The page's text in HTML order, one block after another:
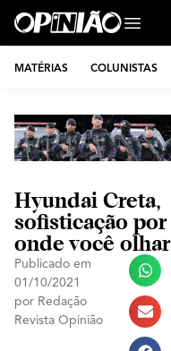
MATÉRIAS COLUNISTAS
Hyundai Creta,
sofisticação por
onde você olhar
Publicado em
01/10/2021
por Redação
Revista Opinião